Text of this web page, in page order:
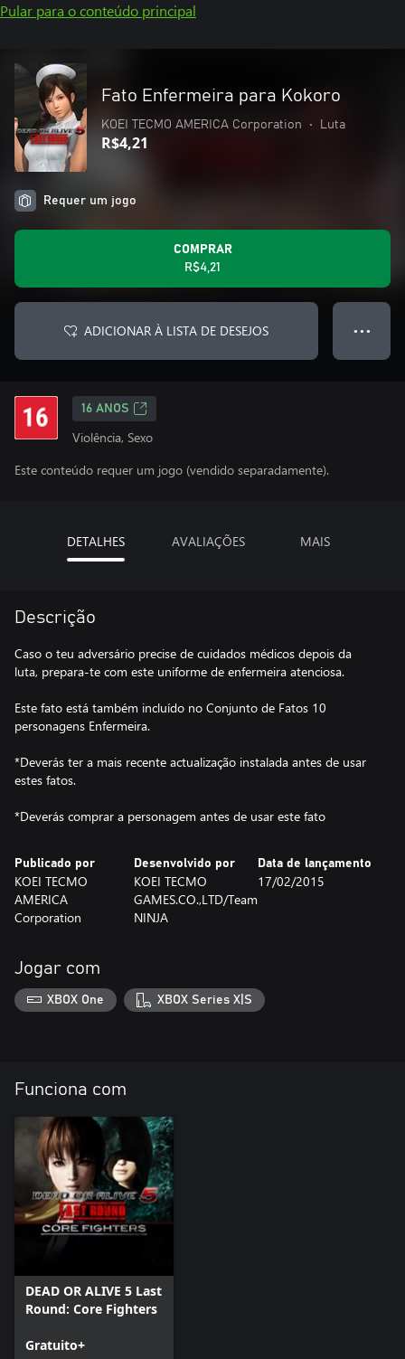
Pular para o conteúdo principal
Fato Enfermeira para Kokoro
KOEI TECMO AMERICA Corporation • Luta
R$4,21
Requer um jogo
COMPRAR
R$4,21
ADICIONAR À LISTA DE DESEJOS ● ● ●
16 ANOS
Violência, Sexo
Este conteúdo requer um jogo (vendido separadamente).
DETALHES AVALIAÇÕES MAIS
Descrição
Caso o teu adversário precise de cuidados médicos depois da
luta, prepara-te com este uniforme de enfermeira atenciosa.
Este fato está também incluído no Conjunto de Fatos 10
personagens Enfermeira.
*Deverás ter a mais recente actualização instalada antes de usar
estes fatos.
*Deverás comprar a personagem antes de usar este fato
Publicado por
KOEI TECMO
AMERICA
Corporation
Desenvolvido por
KOEI TECMO
GAMES.CO.,LTD/Team
NINJA
Data de lançamento
17/02/2015
Jogar com
XBOX One XBOX Series X|S
Funciona com
DEAD OR ALIVE 5 Last
Round: Core Fighters
Gratuito+